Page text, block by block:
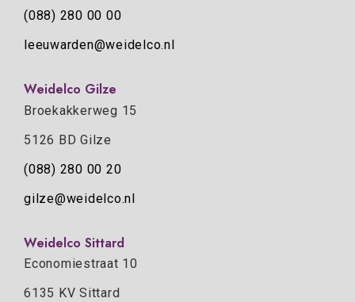
(088) 280 00 00
leeuwarden@weidelco.nl
Weidelco Gilze
Broekakkerweg 15
5126 BD Gilze
(088) 280 00 20
gilze@weidelco.nl
Weidelco Sittard
Economiestraat 10
6135 KV Sittard